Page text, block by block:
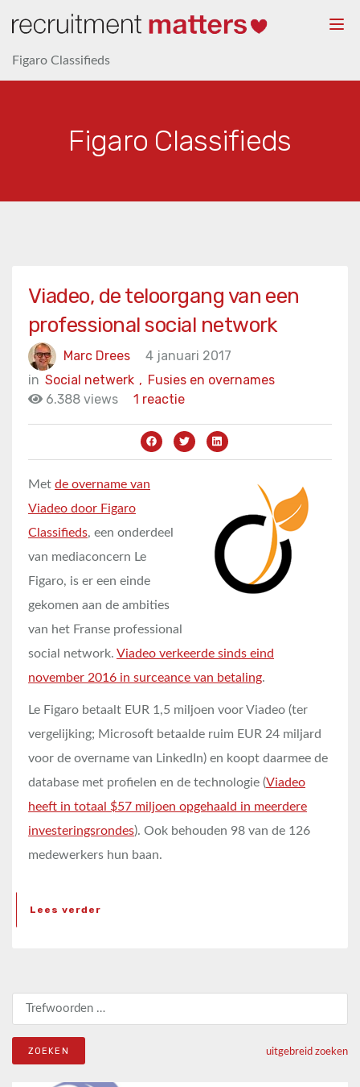
Figaro Classifieds
Figaro Classifieds
Viadeo, de teloorgang van een
professional social network
Marc Drees
4 januari 2017
in
Fusies en overnames
Social netwerk ,
6.388 views
1 reactie
Met de overname van
Viadeo door Figaro
Classifieds, een onderdeel
van mediaconcern Le
Figaro, is er een einde
gekomen aan de ambities
van het Franse professional
social network. Viadeo verkeerde sinds eind
november 2016 in surceance van betaling.
Le Figaro betaalt EUR 1,5 miljoen voor Viadeo (ter
vergelijking; Microsoft betaalde ruim EUR 24 miljard
voor de overname van LinkedIn) en koopt daarmee de
database met profielen en de technologie (Viadeo
heeft in totaal $57 miljoen opgehaald in meerdere
investeringsrondes). Ook behouden 98 van de 126
medewerkers hun baan.
Lees verder
Zoeken naar:
uitgebreid zoeken